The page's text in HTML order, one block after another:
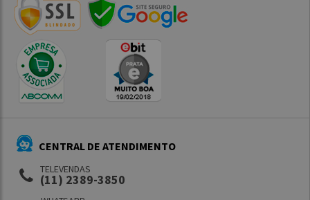
CENTRAL DE ATENDIMENTO
TELEVENDAS
(11) 2389-3850